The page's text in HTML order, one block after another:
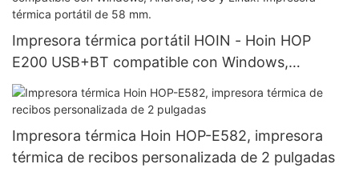
Impresora térmica portátil HOIN - Hoin HOP
E200 USB+BT compatible con Windows,
Android, iOS y Linux. Impresora térmica portátil
de 58 mm.
Impresora térmica Hoin HOP-E582, impresora
térmica de recibos personalizada de 2 pulgadas